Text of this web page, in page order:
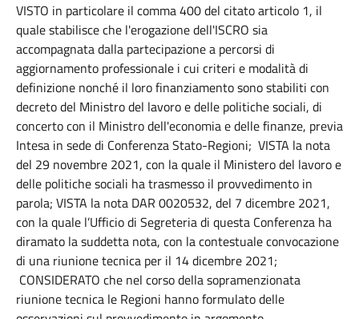
VISTO in particolare il comma 400 del citato articolo 1, il
quale stabilisce che l'erogazione dell'ISCRO sia
accompagnata dalla partecipazione a percorsi di
aggiornamento professionale i cui criteri e modalità di
definizione nonché il loro finanziamento sono stabiliti con
decreto del Ministro del lavoro e delle politiche sociali, di
concerto con il Ministro dell'economia e delle finanze, previa
Intesa in sede di Conferenza Stato-Regioni; VISTA la nota
del 29 novembre 2021, con la quale il Ministero del lavoro e
delle politiche sociali ha trasmesso il provvedimento in
parola; VISTA la nota DAR 0020532, del 7 dicembre 2021,
con la quale l’Ufficio di Segreteria di questa Conferenza ha
diramato la suddetta nota, con la contestuale convocazione
di una riunione tecnica per il 14 dicembre 2021;
CONSIDERATO che nel corso della sopramenzionata
riunione tecnica le Regioni hanno formulato delle